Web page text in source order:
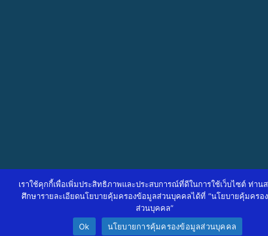
เราใช้คุกกี้เพื่อเพิ่มประสิทธิภาพและประสบการณ์ที่ดีในการใช้เว็บไซต์ ท่าน
ศึกษารายละเอียดนโยบายคุ้มครองข้อมูลส่วนบุคคลได้ที่ “นโยบายคุ้มครอ
ส่วนบุคคล”
Ok
นโยบายการคุ้มครองข้อมูลส่วนบุคคล